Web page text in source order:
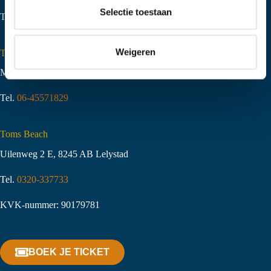
i
Selectie toestaan
Weigeren
Tel.
Toms Creek Appeltern
Molenstraat 10,6629 KJ Appeltern
Tel. 06-45571829
Toms Beach
Uilenweg 2 E, 8245 AB Lelystad
Tel. 0320-337733
KVK-nummer: 90179781
BOEK JE TICKET